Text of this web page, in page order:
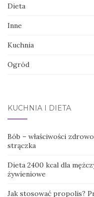
Dieta
Inne
Kuchnia
Ogród
KUCHNIA I DIETA
Bób – właściwości
strączka
Dieta 2400 kcal dla
żywieniowe
Jak stosować propolis?